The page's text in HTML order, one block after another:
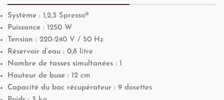
Système : 1,2,3 Spresso®
Puissance : 1250 W
Tension : 220-240 V / 50 Hz
Réservoir d’eau : 0,8 litre
Nombre de tasses simultanées : 1
Hauteur de buse : 12 cm
Capacité du bac récupérateur : 9 dosettes